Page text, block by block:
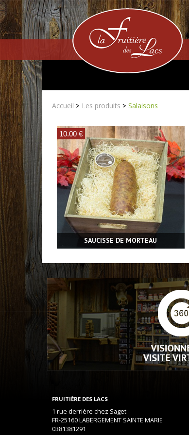
Accueil > Les produits > Salaisons
10.00 €
SAUCISSE DE MORTEAU
FRUITIÈRE DES LACS
1 rue derrière chez Saget
FR-25160 LABERGEMENT SAINTE MARIE
0381381291